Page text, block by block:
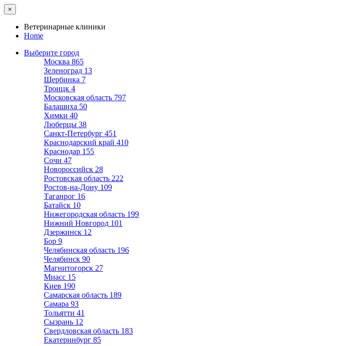
×
Ветеринарные клиники
Home
Выберите город
Москва 865
Зеленоград 13
Щербинка 7
Троицк 4
Московская область 797
Балашиха 50
Химки 40
Люберцы 38
Санкт-Петербург 451
Краснодарский край 410
Краснодар 155
Сочи 47
Новороссийск 28
Ростовская область 222
Ростов-на-Дону 109
Таганрог 16
Батайск 10
Нижегородская область 199
Нижний Новгород 101
Дзержинск 12
Бор 9
Челябинская область 196
Челябинск 90
Магнитогорск 27
Миасс 15
Киев 190
Самарская область 189
Самара 93
Тольятти 41
Сызрань 12
Свердловская область 183
Екатеринбург 85